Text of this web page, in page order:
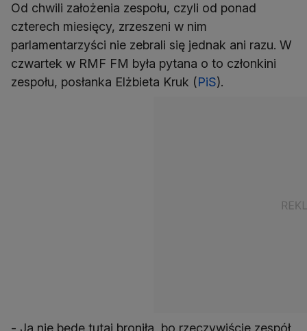
Od chwili założenia zespołu, czyli od ponad
czterech miesięcy, zrzeszeni w nim
parlamentarzyści nie zebrali się jednak ani razu. W
czwartek w RMF FM była pytana o to członkini
zespołu, posłanka Elżbieta Kruk (PiS).
- Ja nie będę tutaj broniła, bo rzeczywiście zespół